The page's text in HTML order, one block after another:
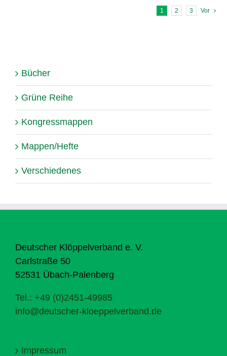
1 2 3 Vor
Bücher
Grüne Reihe
Kongressmappen
Mappen/Hefte
Verschiedenes
Deutscher Klöppelverband e. V.
Carlstraße 50
52531 Übach-Palenberg
Tel.: +49 (0)2451-49985
info@deutscher-kloeppelverband.de
Impressum